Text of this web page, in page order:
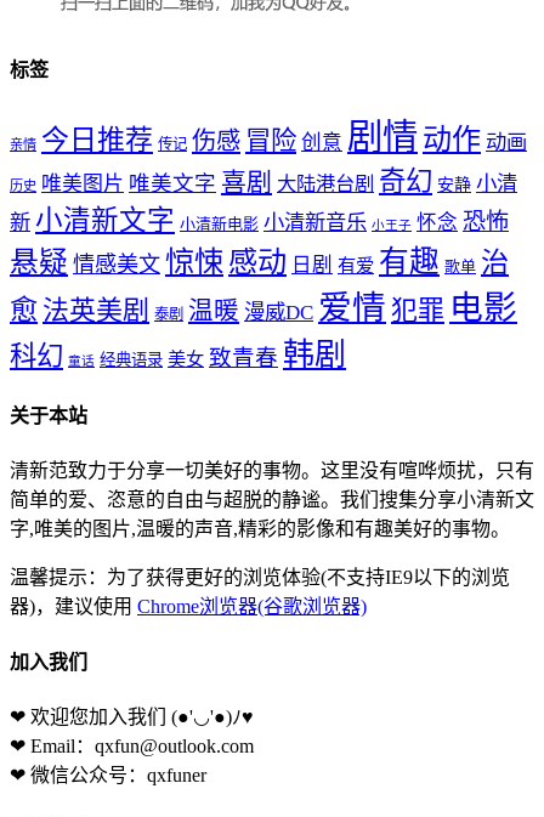
标签
亲情 今日推荐 传记 伤感 冒险 创意 剧情 动作 动画
历史 唯美图片 唯美文字 喜剧 大陆港台剧 奇幻 安静 小清
新 小清新文字 小清新电影 小清新音乐 小王子 怀念 恐怖
悬疑 情感美文 惊悚 感动 日剧 有爱 有趣 歌单 治
愈 法英美剧 泰剧 温暖 漫威DC 爱情 犯罪 电影
科幻 童话 经典语录 美女 致青春 韩剧
关于本站
清新范致力于分享一切美好的事物。这里没有喧哗烦扰，只有
简单的爱、恣意的自由与超脱的静谧。我们搜集分享小清新文
字,唯美的图片,温暖的声音,精彩的影像和有趣美好的事物。
温馨提示：为了获得更好的浏览体验(不支持IE9以下的浏览
器)，建议使用 Chrome浏览器(谷歌浏览器)
加入我们
❤ 欢迎您加入我们 (●'◡'●)ﾉ♥
❤ Email：qxfun@outlook.com
❤ 微信公众号：qxfuner